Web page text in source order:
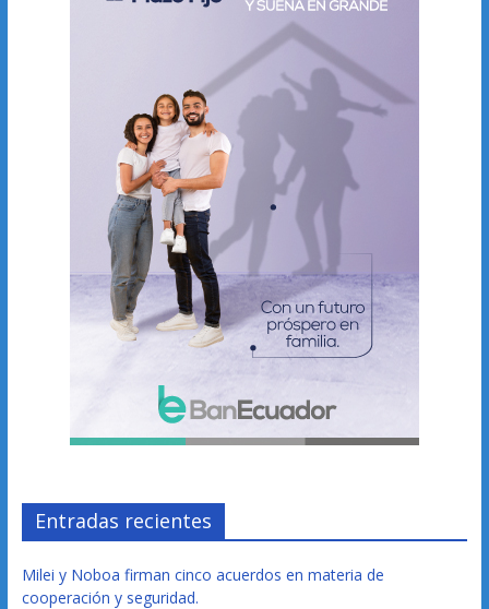
Entradas recientes
Milei y Noboa firman cinco acuerdos en materia de
cooperación y seguridad.